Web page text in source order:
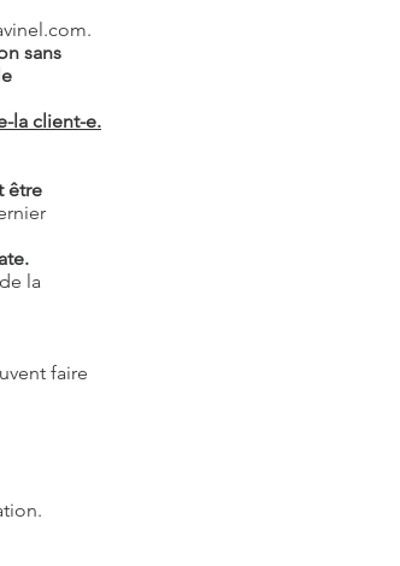
.
sans
la client-e.
être
la
faire